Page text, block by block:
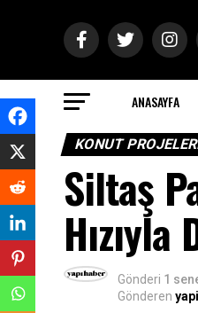
ANASAYFA
KONUT
Siltaş
Hızıyla
Gönderi 1
Gönderen